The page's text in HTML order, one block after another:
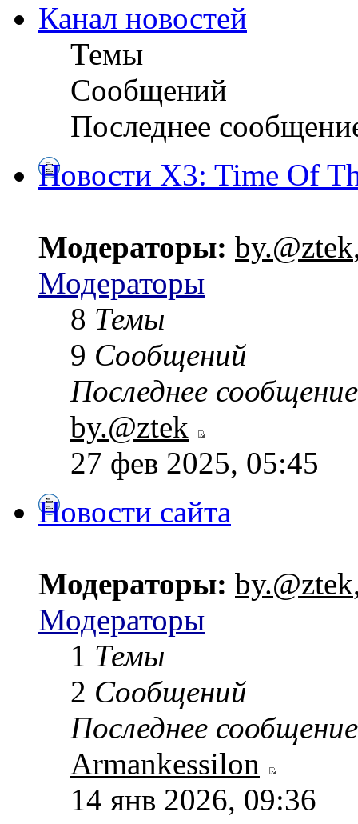
Канал новостей
Темы
Сообщений
Последнее
Новости X3: Time Of
Модераторы: by.@ztek
Модераторы
8 Темы
9 Сообщений
Последнее сообщение
by.@ztek
27 фев 2025, 05:45
Новости сайта
Модераторы: by.@ztek
Модераторы
1 Темы
2 Сообщений
Последнее сообщение
Armankessilon
14 янв 2026, 09:36